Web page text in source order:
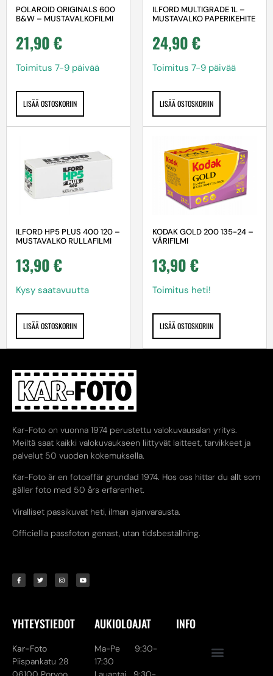
POLAROID ORIGINALS 600
B&W – MUSTAVALKOFILMI
21,90€
Toimitus 7-9 päivää
LISÄÄ OSTOSKORIIN
ILFORD MULTIGRADE 1L –
MUSTAVALKO PAPERIKEHITE
24,90€
Toimitus 7-9 päivää
LISÄÄ OSTOSKORIIN
ILFORD HP5 PLUS 400 120 –
MUSTAVALKO RULLAFILMI
13,90€
Kysy saatavuutta
LISÄÄ OSTOSKORIIN
KODAK GOLD 200 135-24 –
VÄRIFILMI
13,90€
Toimitus heti!
LISÄÄ OSTOSKORIIN
Kar-Foto on vuonna 1974 perustettu valokuvausalan yritys.
Meiltä saat kaikki valokuvaukseen liittyvät laitteet, tarvikkeet ja
palvelut 50 vuoden kokemuksella.
Kar-Foto är en fotoaffär grundad 1974. Hos oss hittar du allt som
gäller foto med 50 års erfarenhet.
Viralliset passikuvat heti, ilman ajanvarausta.
Officiellla passfoton genast, utan tidsbeställning.
YHTEYSTIEDOT
Kar-Foto
Piispankatu 28
AUKIOLOAJAT
Ma-Pe 9:30-
17:30
INFO